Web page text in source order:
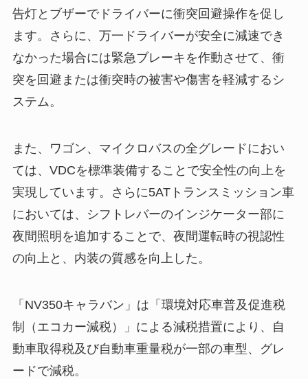
告灯とブザーでドライバーに衝突回避操作を促し
ます。さらに、万一ドライバーが安全に減速でき
なかった場合には緊急ブレーキを作動させて、衝
突を回避または衝突時の被害や傷害を軽減するシ
ステム。
また、ワゴン、マイクロバスの全グレードにおい
ては、VDCを標準装備することで安全性の向上を
実現しています。さらに5ATトランスミッション車
においては、シフトレバーのインジケーター部に
夜間照明を追加することで、夜間運転時の視認性
の向上と、内装の質感を向上した。
「NV350キャラバン」は「環境対応車普及促進税
制（エコカー減税）」による減税措置により、自
動車取得税及び自動車重量税が一部の車型、グレ
ードで減税。